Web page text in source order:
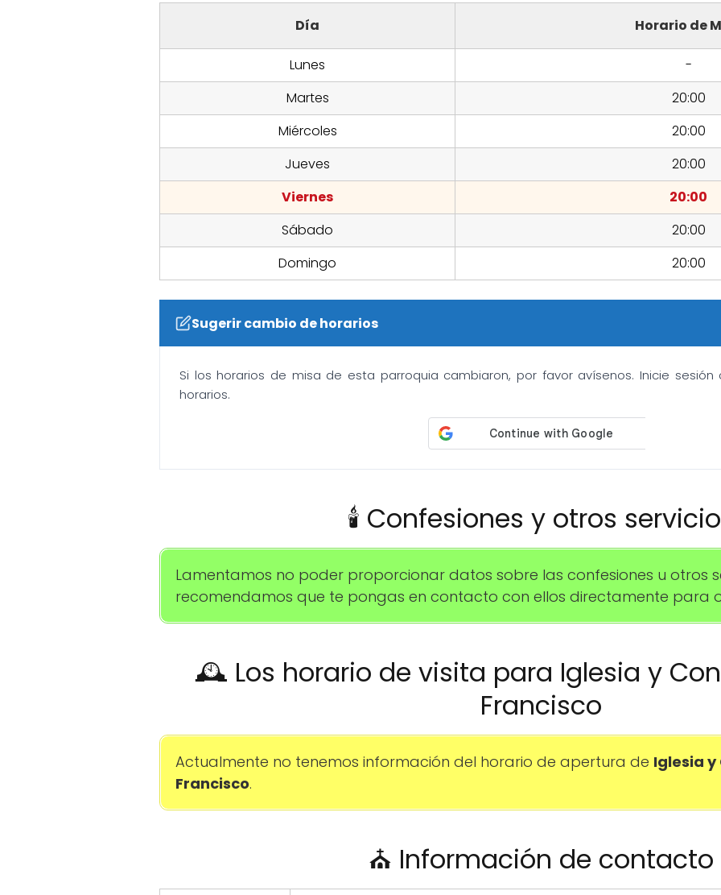
Día Horario de
Lunes
-
Martes
20:00
Miércoles
20:00
Jueves
20:00
Viernes
20:00
Sábado
20:00
Domingo
20:00
Sugerir cambio de horarios
Si los horarios de misa de esta parroquia cambiaron, por favor avísenos. Inicie
horarios.
🕯️ Confesiones y otros
Lamentamos no poder proporcionar datos sobre las confesiones u otros
recomendamos que te pongas en contacto con ellos directamente para
🕰️ Los horario de visita para Iglesia y
Francisco
Actualmente no tenemos información del horario de apertura de Iglesia y
Francisco.
⛪ Información de contacto